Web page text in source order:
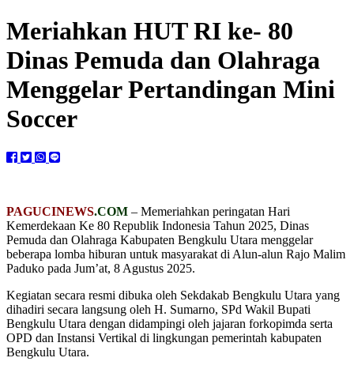
Meriahkan HUT RI ke- 80
Dinas Pemuda dan Olahraga
Menggelar Pertandingan Mini
Soccer
PAGUCINEWS.COM – Memeriahkan peringatan Hari
Kemerdekaan Ke 80 Republik Indonesia Tahun 2025, Dinas
Pemuda dan Olahraga Kabupaten Bengkulu Utara menggelar
beberapa lomba hiburan untuk masyarakat di Alun-alun Rajo Malim
Paduko pada Jum’at, 8 Agustus 2025.
Kegiatan secara resmi dibuka oleh Sekdakab Bengkulu Utara yang
dihadiri secara langsung oleh H. Sumarno, SPd Wakil Bupati
Bengkulu Utara dengan didampingi oleh jajaran forkopimda serta
OPD dan Instansi Vertikal di lingkungan pemerintah kabupaten
Bengkulu Utara.